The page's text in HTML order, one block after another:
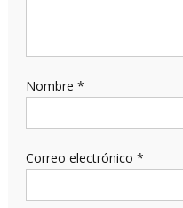
Nombre *
Correo electrónico *